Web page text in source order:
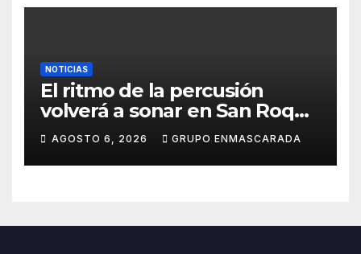
NOTICIAS
El ritmo de la percusión
volverá a sonar en San Roque
con un taller abierto a todos
los públicos
AGOSTO 6, 2026 GRUPO ENMASCARADA